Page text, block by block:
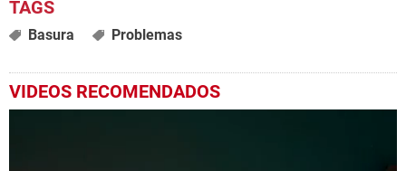
Basura Problemas
VIDEOS RECOMENDADOS